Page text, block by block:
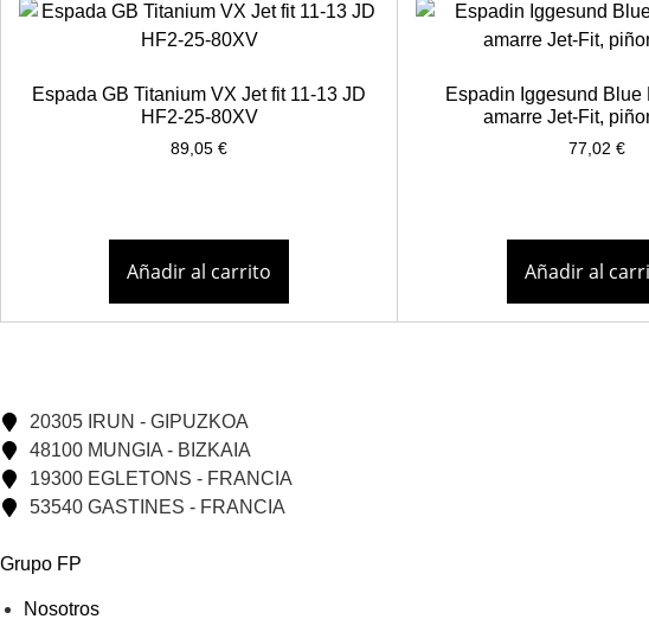
Espada GB Titanium VX Jet fit 11-13 JD
HF2-25-80XV
89,05 €
Añadir al carrito
Espadin Iggesund Blue
amarre Jet-Fit,
77,02 €
Añadir al
20305 IRUN - GIPUZKOA
48100 MUNGIA - BIZKAIA
19300 EGLETONS - FRANCIA
53540 GASTINES - FRANCIA
Grupo FP
Nosotros